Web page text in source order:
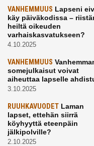
VANHEMMUUS Lapseni
käy päiväkodissa –
heiltä oikeuden
varhaiskasvatukseen?
4.10.2025
VANHEMMUUS
somejulkaisut voivat
aiheuttaa lapselle
3.10.2025
RUUHKAVUODET Laman
lapset, ettehän siirrä
köyhyyttä eteenpäin
jälkipolville?
2.10.2025